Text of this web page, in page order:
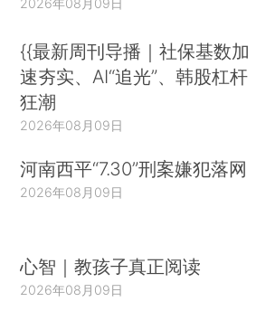
{{最新周刊导播｜社保基数加
速夯实、AI“追光”、韩股杠杆
狂潮
2026年08月09日
河南西平“7.30”刑案嫌犯落网
2026年08月09日
心智｜教孩子真正阅读
2026年08月09日